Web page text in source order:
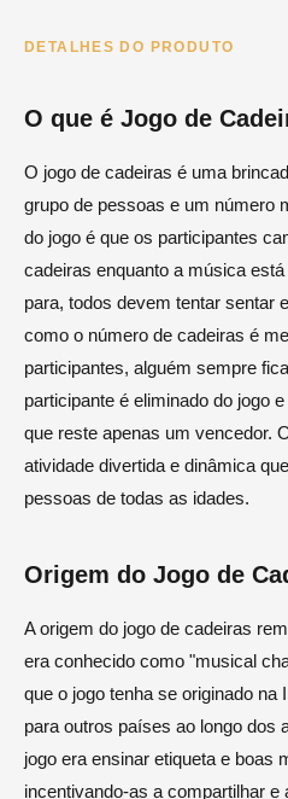
DETALHES DO PRODUTO
O que é Jogo de
O jogo de cadeiras é uma
grupo de pessoas e um número
do jogo é que os participantes
cadeiras enquanto a música
para, todos devem tentar sentar
como o número de cadeiras é
participantes, alguém sempre
participante é eliminado do jogo
que reste apenas um vencedor.
atividade divertida e dinâmica
pessoas de todas as idades.
Origem do Jogo de
A origem do jogo de cadeiras
era conhecido como "musical
que o jogo tenha se originado na
para outros países ao longo dos
jogo era ensinar etiqueta e boas
incentivando-as a compartilhar